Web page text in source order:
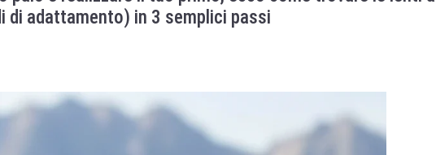
di adattamento) in 3 semplici passi